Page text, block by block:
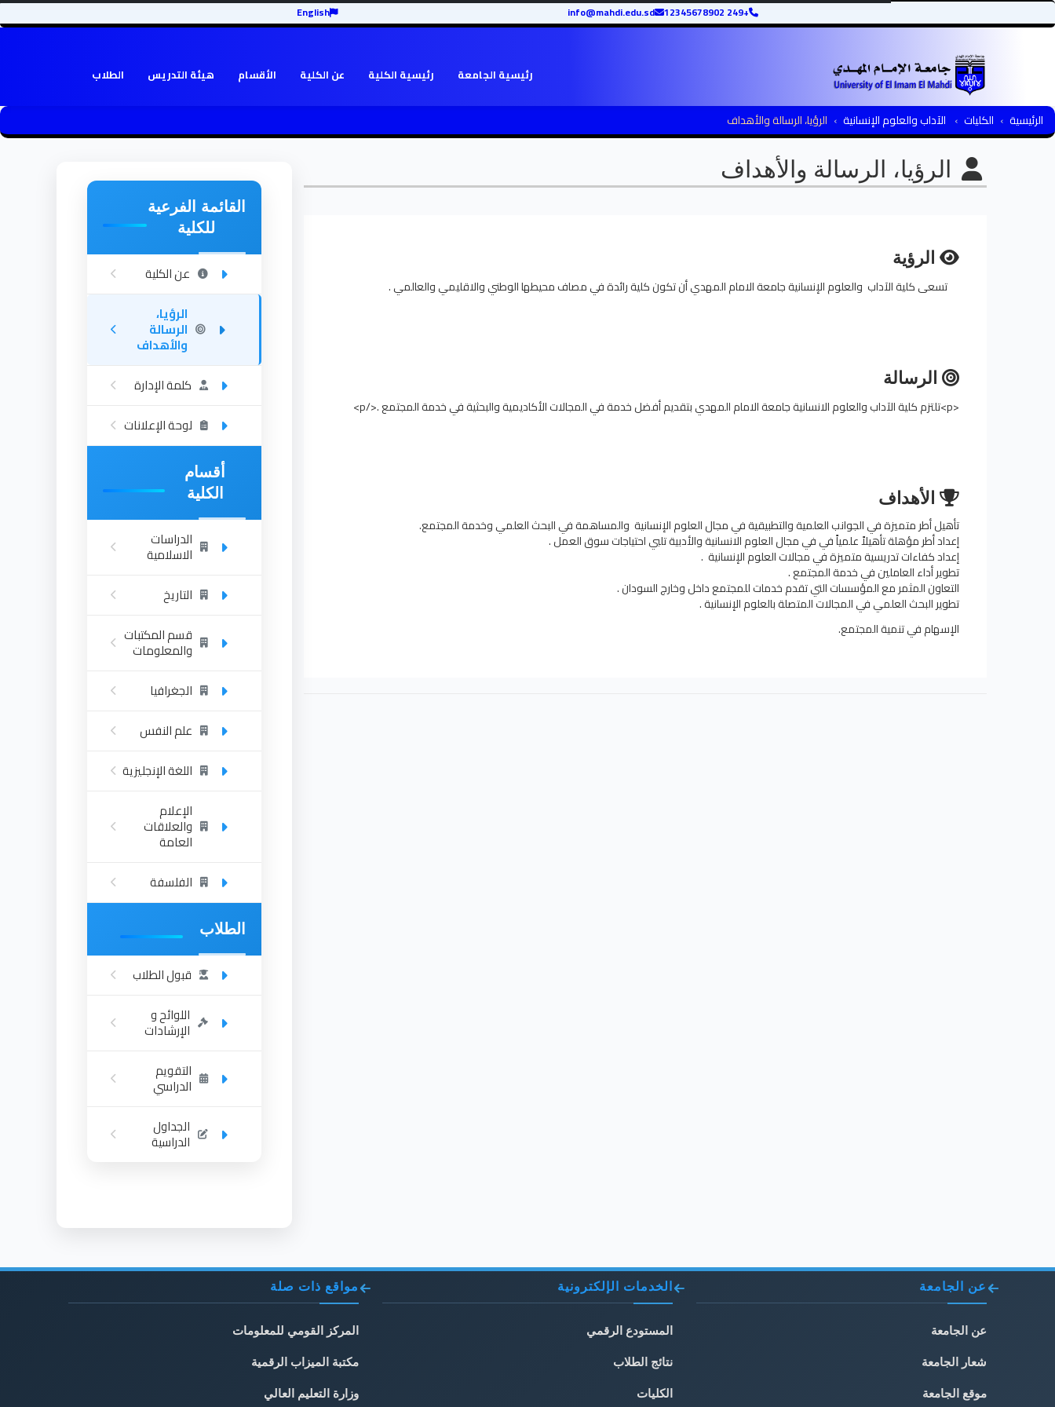
+249 12345678902
info@mahdi.edu.sd
English
رئيسية الجامعة رئيسية الكلية عن الكلية الأقسام هيئة التدريس الطلاب
الرئيسية الكليات الآداب والعلوم الإنسانية الرؤيا، الرسالة والأهداف
الرؤيا، الرسالة والأهداف
الرؤية
تسعى كلية الآداب والعلوم الإنسانية جامعة الامام المهدي أن تكون كلية رائدة في مصاف محيطها الوطني والاقليمي والعالمي .
الرسالة
<p>تلتزم كلية الآداب والعلوم الانسانية جامعة الامام المهدي بتقديم أفضل خدمة في المجالات الأكاديمية والبحثية في خدمة المجتمع .</p>
الأهداف
تأهيل أطر متميزة في الجوانب العلمية والتطبيقية في مجال العلوم الإنسانية والمساهمة في البحث العلمي وخدمة المجتمع.
إعداد أطر مؤهلة تأهيلاً علمياً في في مجال العلوم الانسانية والأدبية تلبي احتياجات سوق العمل .
إعداد كفاءات تدريسية متميزة في مجالات العلوم الإنسانية .
تطوير أداء العاملين في خدمة المجتمع .
التعاون المثمر مع المؤسسات التي تقدم خدمات للمجتمع داخل وخارج السودان .
تطوير البحث العلمي في المجالات المتصلة بالعلوم الإنسانية .
الإسهام في تنمية المجتمع.
القائمة الفرعية
للكلية
عن الكلية
الرؤيا،
الرسالة
والأهداف
كلمة الإدارة
لوحة الإعلانات
أقسام
الكلية
الدراسات
الاسلامية
التاريخ
قسم المكتبات
والمعلومات
الجغرافيا
علم النفس
اللغة الإنجليزية
الإعلام
والعلاقات
العامة
الفلسفة
الطلاب
قبول الطلاب
اللوائح و
الإرشادات
التقويم
الدراسي
الجداول
الدراسية
عن الجامعة
عن الجامعة
شعار الجامعة
موقع الجامعة
الخدمات الإلكترونية
المستودع الرقمي
نتائج الطلاب
الكليات
مواقع ذات صلة
المركز القومي للمعلومات
مكتبة الميزاب الرقمية
وزارة التعليم العالي